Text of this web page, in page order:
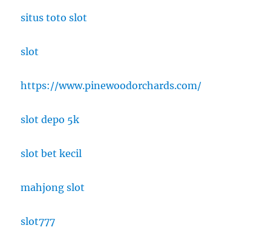
situs toto slot
slot
https://www.pinewoodorchards.com/
slot depo 5k
slot bet kecil
mahjong slot
slot777